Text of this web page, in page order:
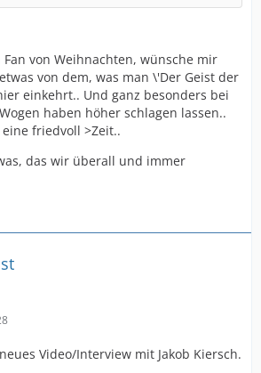
von Weihnachten, wünsche mir
von dem, was man \'Der Geist der
einkehrt.. Und ganz besonders bei
haben höher schlagen lassen..
friedvoll >Zeit..
das wir überall und immer
Video/Interview mit Jakob Kiersch.